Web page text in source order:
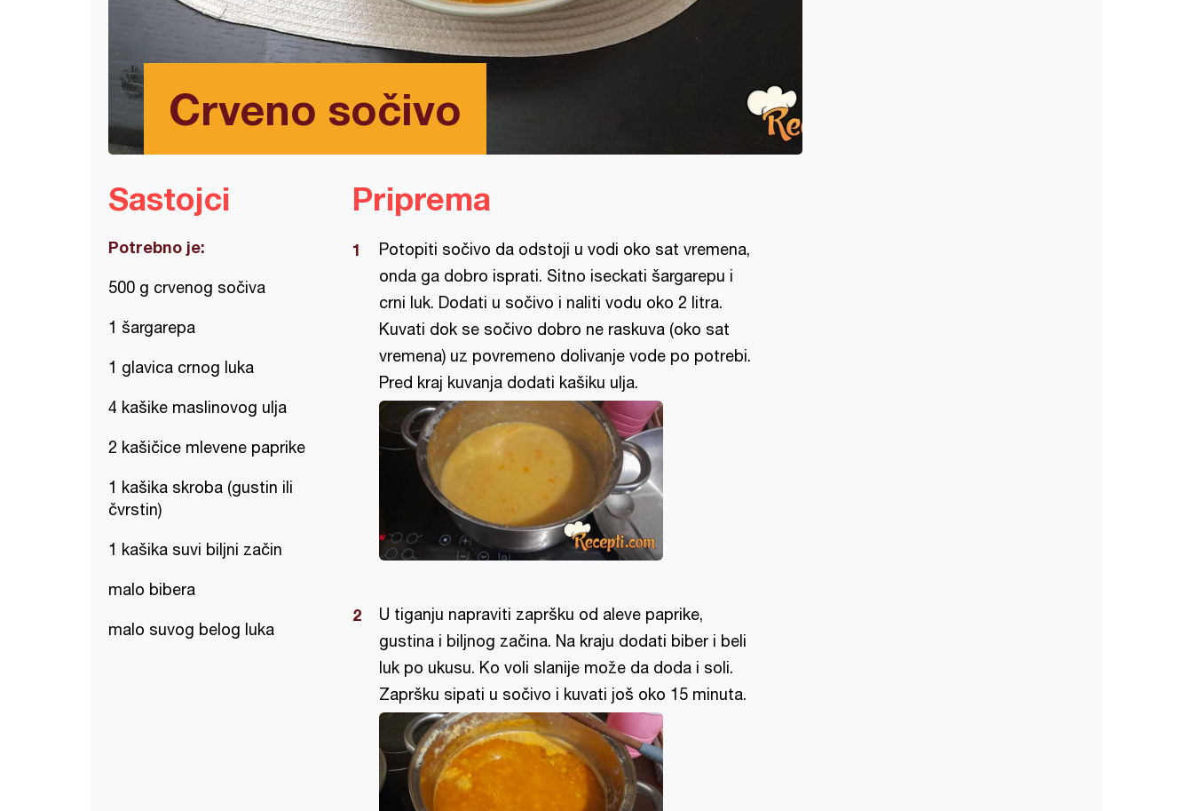
Crveno sočivo
Sastojci
Potrebno je:
500 g crvenog sočiva
1 šargarepa
1 glavica crnog luka
4 kašike maslinovog ulja
2 kašičice mlevene paprike
1 kašika skroba (gustin ili
čvrstin)
1 kašika suvi biljni začin
malo bibera
malo suvog belog luka
Priprema
Potopiti sočivo da odstoji u vodi oko sat vremena,
onda ga dobro isprati. Sitno iseckati šargarepu i
crni luk. Dodati u sočivo i naliti vodu oko 2 litra.
Kuvati dok se sočivo dobro ne raskuva (oko sat
vremena) uz povremeno dolivanje vode po potrebi.
Pred kraj kuvanja dodati kašiku ulja.
U tiganju napraviti zapršku od aleve paprike,
gustina i biljnog začina. Na kraju dodati biber i beli
luk po ukusu. Ko voli slanije može da doda i soli.
Zapršku sipati u sočivo i kuvati još oko 15 minuta.